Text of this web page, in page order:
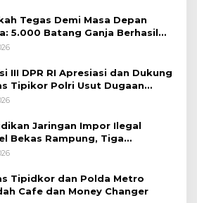
Tegas Demi Masa Depan
5.000 Batang Ganja Berhasil
Koops TNI Habema
III DPR RI Apresiasi dan Dukung
Tipikor Polri Usut Dugaan
Batu Bara
Jaringan Impor Ilegal
Bekas Rampung, Tiga
Sudah P-21 dan Satu Buron
Tipidkor dan Polda Metro
Cafe dan Money Changer